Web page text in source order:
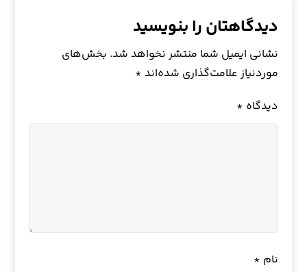
دیدگاهتان را بنویسید
نشانی ایمیل شما منتشر نخواهد شد. بخش‌های
موردنیاز علامت‌گذاری شده‌اند *
دیدگاه *
نام *